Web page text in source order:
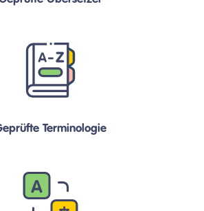
Terminologie